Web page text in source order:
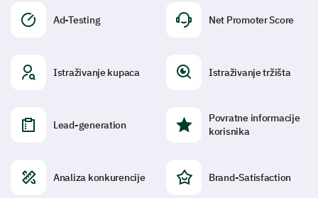
Ad-Testing Net Promoter Score
Istraživanje kupaca Istraživanje tržišta
Lead-generation
Povratne informacije
korisnika
Analiza konkurencije Brand-Satisfaction